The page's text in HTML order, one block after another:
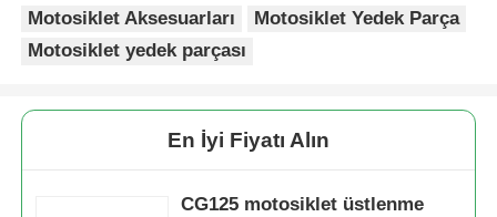
Fabrika turu
Motosiklet Aksesuarları
Motosiklet Yedek Parça
Motosiklet yedek parçası
En İyi Fiyatı Alın
CG125 motosiklet üstlenme